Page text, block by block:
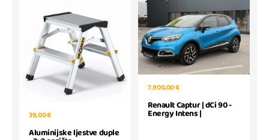
39,00 €
Aluminijske ljestve duple
7.900,00 €
Renault Captur | dCi 90 -
Energy Intens |